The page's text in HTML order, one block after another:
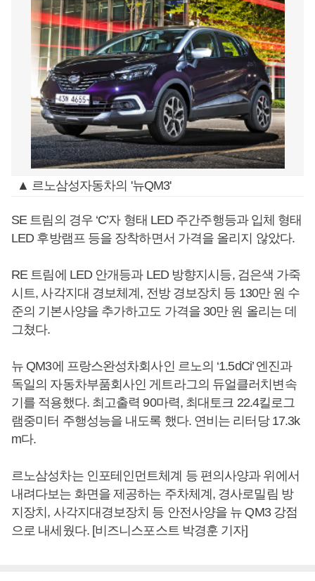
▲ 르노삼성자동차의 '뉴QM3'
SE 트림의 경우 ‘C’자 형태 LED 주간주행등과 입체 형태
LED 후방램프 등을 장착하면서 가격을 올리지 않았다.
RE 트림에 LED 안개등과 LED 방향지시등, 검은색 가죽
시트, 사각지대 경보체계, 전방 경보장치 등 130만 원 수
준의 기본사양을 추가하고도 가격을 30만 원 올리는 데
그쳤다.
뉴 QM3에 프랑스완성차회사인 르노의 ‘1.5dCi’ 엔진과
독일의 자동차부품회사인 게트라그의 듀얼클러치변속
기를 적용했다. 최고출력 90마력, 최대토크 22.4킬로그
램중미터 주행성능을 내도록 했다. 연비는 리터당 17.3k
m다.
르노삼성차는 인포테인먼트체계 등 편의사양과 위에서
내려다보는 화면을 제공하는 주차체계, 경사로밀림 방
지장치, 사각지대경보장치 등 안전사양을 뉴 QM3 강점
으로 내세웠다. [비즈니스포스트 박경훈 기자]